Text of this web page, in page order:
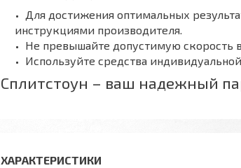
Для достижения оптимальных
инструкциями производителя.
Не превышайте допустимую скорость
Используйте средства
Сплитстоун – ваш надежный
ХАРАКТЕРИСТИКИ